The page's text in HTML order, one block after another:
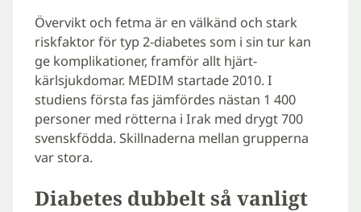
Övervikt och fetma är en välkänd och stark
riskfaktor för typ 2-diabetes som i sin tur kan
ge komplikationer, framför allt hjärt-
kärlsjukdomar. MEDIM startade 2010. I
studiens första fas jämfördes nästan 1 400
personer med rötterna i Irak med drygt 700
svenskfödda. Skillnaderna mellan grupperna
var stora.
Diabetes dubbelt så vanligt